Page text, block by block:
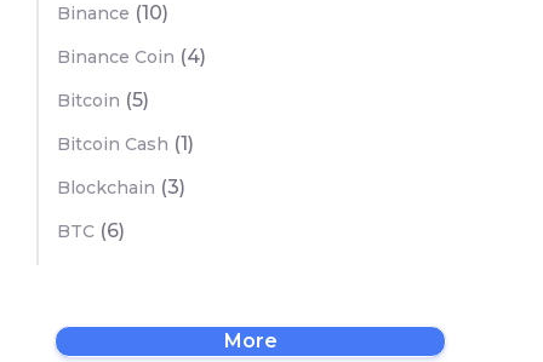
Binance (10)
Binance Coin (4)
Bitcoin (5)
Bitcoin Cash (1)
Blockchain (3)
BTC (6)
More